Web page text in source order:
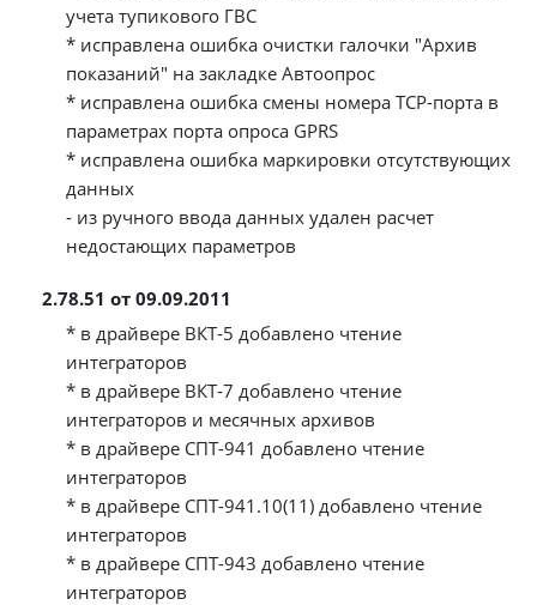
учета тупикового ГВС
* исправлена ошибка очистки галочки "Архив
показаний" на закладке Автоопрос
* исправлена ошибка смены номера TCP-порта в
параметрах порта опроса GPRS
* исправлена ошибка маркировки отсутствующих
данных
- из ручного ввода данных удален расчет
недостающих параметров
2.78.51 от 09.09.2011
* в драйвере ВКТ-5 добавлено чтение
интеграторов
* в драйвере ВКТ-7 добавлено чтение
интеграторов и месячных архивов
* в драйвере СПТ-941 добавлено чтение
интеграторов
* в драйвере СПТ-941.10(11) добавлено чтение
интеграторов
* в драйвере СПТ-943 добавлено чтение
интеграторов